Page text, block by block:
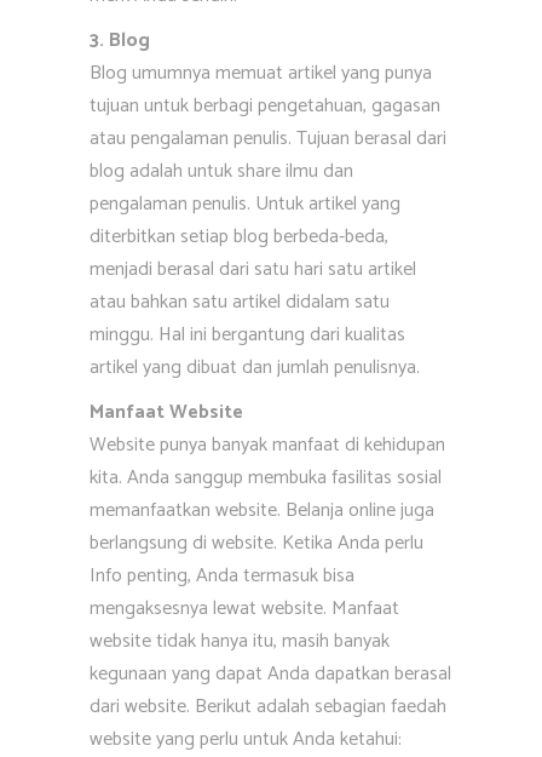
3. Blog
Blog umumnya memuat artikel yang punya
tujuan untuk berbagi pengetahuan, gagasan
atau pengalaman penulis. Tujuan berasal dari
blog adalah untuk share ilmu dan
pengalaman penulis. Untuk artikel yang
diterbitkan setiap blog berbeda-beda,
menjadi berasal dari satu hari satu artikel
atau bahkan satu artikel didalam satu
minggu. Hal ini bergantung dari kualitas
artikel yang dibuat dan jumlah penulisnya.
Manfaat Website
Website punya banyak manfaat di kehidupan
kita. Anda sanggup membuka fasilitas sosial
memanfaatkan website. Belanja online juga
berlangsung di website. Ketika Anda perlu
Info penting, Anda termasuk bisa
mengaksesnya lewat website. Manfaat
website tidak hanya itu, masih banyak
kegunaan yang dapat Anda dapatkan berasal
dari website. Berikut adalah sebagian faedah
website yang perlu untuk Anda ketahui: